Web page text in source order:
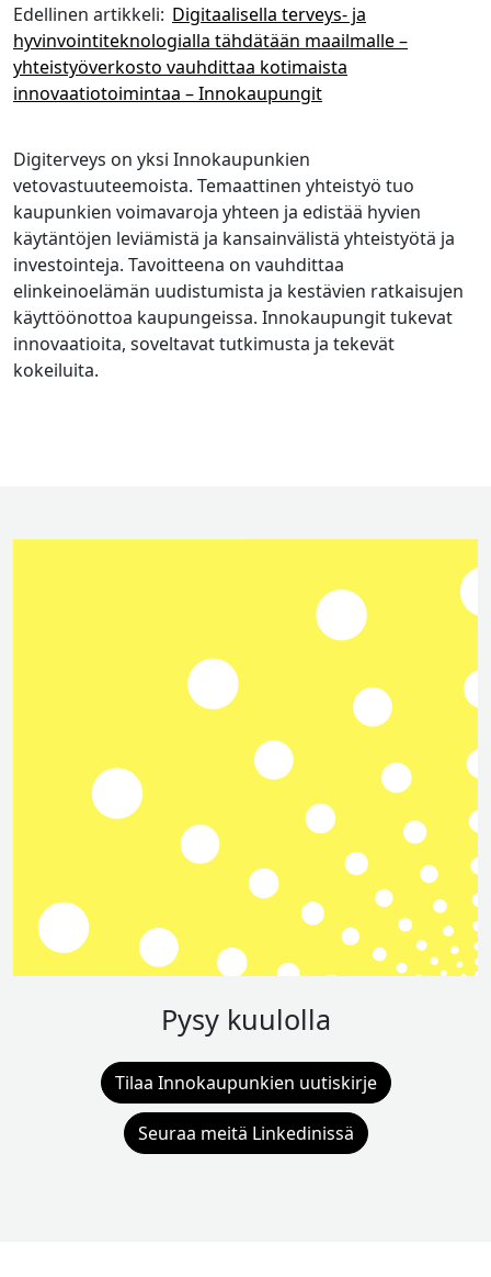
Edellinen artikkeli: Digitaalisella terveys- ja
hyvinvointiteknologialla tähdätään maailmalle –
yhteistyöverkosto vauhdittaa kotimaista
innovaatiotoimintaa – Innokaupungit
Digiterveys on yksi Innokaupunkien
vetovastuuteemoista. Temaattinen yhteistyö tuo
kaupunkien voimavaroja yhteen ja edistää hyvien
käytäntöjen leviämistä ja kansainvälistä yhteistyötä ja
investointeja. Tavoitteena on vauhdittaa
elinkeinoelämän uudistumista ja kestävien ratkaisujen
käyttöönottoa kaupungeissa. Innokaupungit tukevat
innovaatioita, soveltavat tutkimusta ja tekevät
kokeiluita.
Pysy kuulolla
Tilaa Innokaupunkien uutiskirje
Seuraa meitä Linkedinissä